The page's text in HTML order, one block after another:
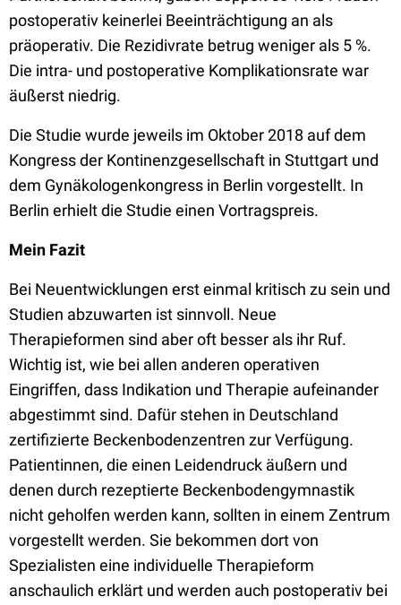
postoperativ keinerlei Beeinträchtigung an als
präoperativ. Die Rezidivrate betrug weniger als 5 %.
Die intra- und postoperative Komplikationsrate war
äußerst niedrig.
Die Studie wurde jeweils im Oktober 2018 auf dem
Kongress der Kontinenzgesellschaft in Stuttgart und
dem Gynäkologenkongress in Berlin vorgestellt. In
Berlin erhielt die Studie einen Vortragspreis.
Mein Fazit
Bei Neuentwicklungen erst einmal kritisch zu sein und
Studien abzuwarten ist sinnvoll. Neue
Therapieformen sind aber oft besser als ihr Ruf.
Wichtig ist, wie bei allen anderen operativen
Eingriffen, dass Indikation und Therapie aufeinander
abgestimmt sind. Dafür stehen in Deutschland
zertifizierte Beckenbodenzentren zur Verfügung.
Patientinnen, die einen Leidendruck äußern und
denen durch rezeptierte Beckenbodengymnastik
nicht geholfen werden kann, sollten in einem Zentrum
vorgestellt werden. Sie bekommen dort von
Spezialisten eine individuelle Therapieform
anschaulich erklärt und werden auch postoperativ bei